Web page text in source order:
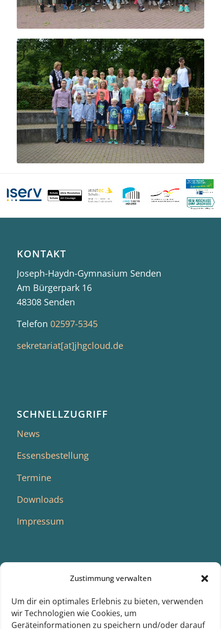
Zustimmung verwalten
Um dir ein optimales Erlebnis zu bieten, verwenden
wir Technologien wie Cookies, um
Geräteinformationen zu speichern und/oder darauf
KONTAKT
Joseph-Haydn-Gymnasium Senden
Am Bürgerpark 16
48308 Senden
Telefon 02597-5345
sekretariat[at]jhgcloud.de
SCHNELLZUGRIFF
News
Essensbestellung
Termine
Downloads
Impressum